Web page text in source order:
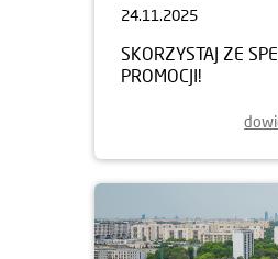
24.11.2025
SKORZYSTAJ ZE
PROMOCJI!